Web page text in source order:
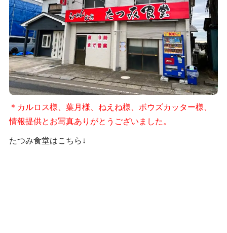
＊カルロス様、葉月様、ねえね様、ボウズカッター様、
情報提供とお写真ありがとうございました。
たつみ食堂はこちら↓